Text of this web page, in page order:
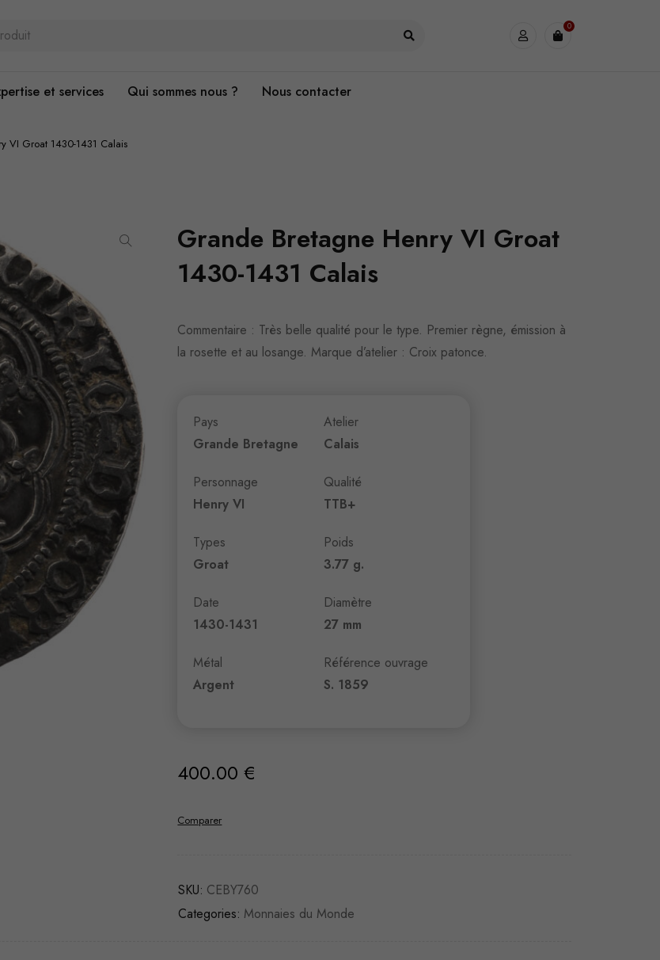
0
et services Qui sommes nous ? Nous contacter
VI Groat 1430-1431 Calais
Grande Bretagne Henry VI Groat
1430-1431 Calais
Commentaire : Très belle qualité pour le type. Premier règne, émission à
la rosette et au losange. Marque d’atelier : Croix patonce.
Pays
Grande Bretagne
Personnage
Henry VI
Types
Groat
Date
1430-1431
Métal
Argent
Atelier
Calais
Qualité
TTB+
Poids
3.77 g.
Diamètre
27 mm
Référence ouvrage
S. 1859
400.00€
Comparer
SKU: CEBY760
Categories: Monnaies du Monde